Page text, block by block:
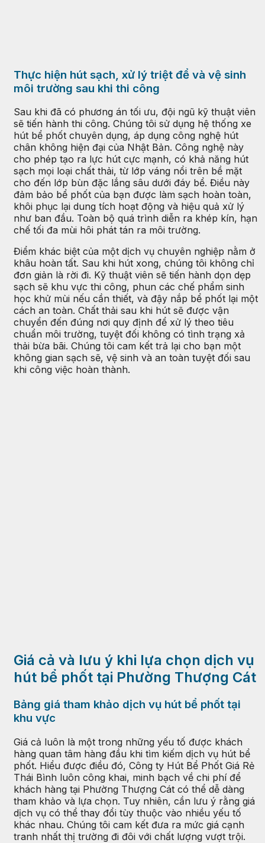
Thực hiện hút sạch, xử lý triệt để và vệ sinh
môi trường sau khi thi công
Sau khi đã có phương án tối ưu, đội ngũ kỹ thuật viên
sẽ tiến hành thi công. Chúng tôi sử dụng hệ thống xe
hút bể phốt chuyên dụng, áp dụng công nghệ hút
chân không hiện đại của Nhật Bản. Công nghệ này
cho phép tạo ra lực hút cực mạnh, có khả năng hút
sạch mọi loại chất thải, từ lớp váng nổi trên bề mặt
cho đến lớp bùn đặc lắng sâu dưới đáy bể. Điều này
đảm bảo bể phốt của bạn được làm sạch hoàn toàn,
khôi phục lại dung tích hoạt động và hiệu quả xử lý
như ban đầu. Toàn bộ quá trình diễn ra khép kín, hạn
chế tối đa mùi hôi phát tán ra môi trường.
Điểm khác biệt của một dịch vụ chuyên nghiệp nằm ở
khâu hoàn tất. Sau khi hút xong, chúng tôi không chỉ
đơn giản là rời đi. Kỹ thuật viên sẽ tiến hành dọn dẹp
sạch sẽ khu vực thi công, phun các chế phẩm sinh
học khử mùi nếu cần thiết, và đậy nắp bể phốt lại một
cách an toàn. Chất thải sau khi hút sẽ được vận
chuyển đến đúng nơi quy định để xử lý theo tiêu
chuẩn môi trường, tuyệt đối không có tình trạng xả
thải bừa bãi. Chúng tôi cam kết trả lại cho bạn một
không gian sạch sẽ, vệ sinh và an toàn tuyệt đối sau
khi công việc hoàn thành.
Giá cả và lưu ý khi lựa chọn dịch vụ
hút bể phốt tại Phường Thượng Cát
Bảng giá tham khảo dịch vụ hút bể phốt tại
khu vực
Giá cả luôn là một trong những yếu tố được khách
hàng quan tâm hàng đầu khi tìm kiếm dịch vụ hút bể
phốt. Hiểu được điều đó, Công ty Hút Bể Phốt Giá Rẻ
Thái Bình luôn công khai, minh bạch về chi phí để
khách hàng tại Phường Thượng Cát có thể dễ dàng
tham khảo và lựa chọn. Tuy nhiên, cần lưu ý rằng giá
dịch vụ có thể thay đổi tùy thuộc vào nhiều yếu tố
khác nhau. Chúng tôi cam kết đưa ra mức giá cạnh
tranh nhất thị trường đi đôi với chất lượng vượt trội.